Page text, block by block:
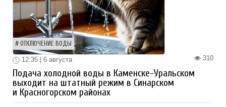
ОТКЛЮЧЕНИЕ ВОДЫ
310
12:35 | 6 августа
Подача холодной воды в Каменске-Уральском
выходит на штатный режим в Синарском
и Красногорском районах